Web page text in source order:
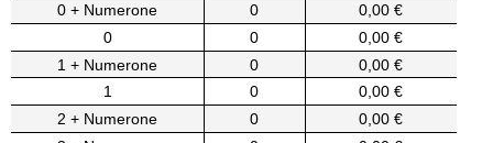
0 + Numerone
0
0,00 €
0
0
0,00 €
1 + Numerone
0
0,00 €
1
0
0,00 €
2 + Numerone
0
0,00 €